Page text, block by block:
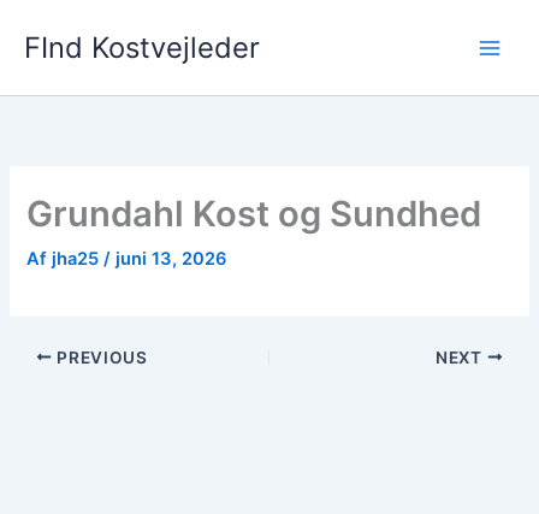
FInd Kostvejleder
Grundahl Kost og Sundhed
Af jha25/ juni 13, 2026
PREVIOUS NEXT